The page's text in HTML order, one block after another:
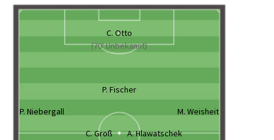
C. Otto
(70' Unbekannt)
P. Fischer
P. Niebergall
M. Weisheit
C. Groß
A. Hlawatschek